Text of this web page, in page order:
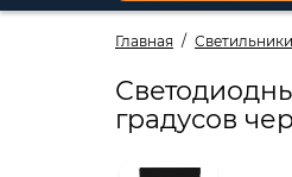
Главная
градусов